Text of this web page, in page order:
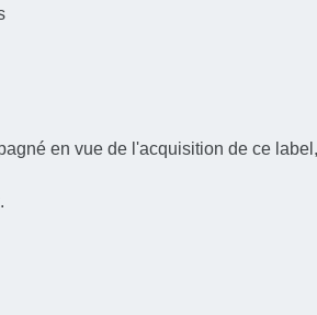
en vue de l'acquisition de ce label,